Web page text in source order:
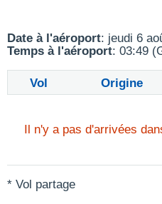
Date à l'aéroport: jeudi 6
Temps à l'aéroport: 03:49
Vol Origine
Il n'y a pas d'arrivées
* Vol partage